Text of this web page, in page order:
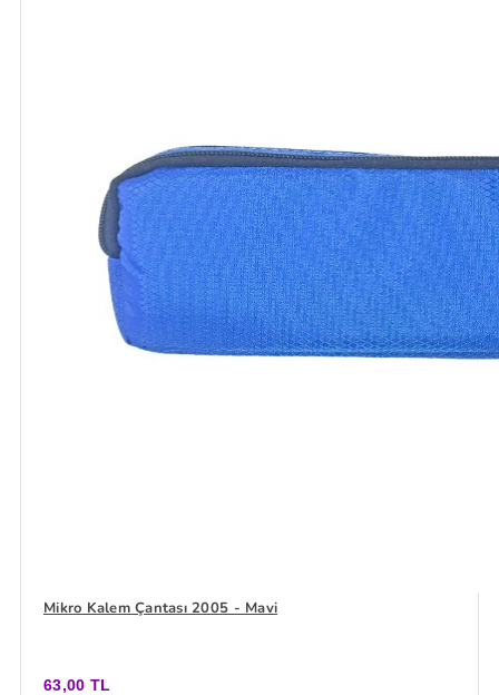
Mikro Kalem Çantası 2005 - Mavi
63,00 TL